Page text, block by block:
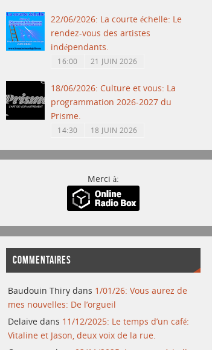
22/06/2026: La courte échelle: Le
rendez-vous des artistes
indépendants.
16:00 21 JUIN 2026
18/06/2026: Culture et vous: La
programmation 2026-2027 du
Prisme.
14:30 18 JUIN 2026
Merci à:
COMMENTAIRES
Baudouin Thiry dans 1/01/26: Vous aurez de
mes nouvelles: De l’orgueil
Delaive dans 11/12/2025: Le temps d’un café:
Vitaline et Jason, deux voix de la rue.